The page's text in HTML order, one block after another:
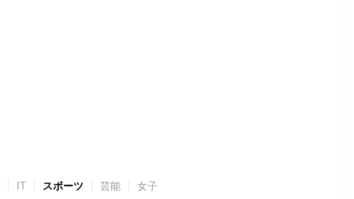
IT スポーツ 芸能 女子